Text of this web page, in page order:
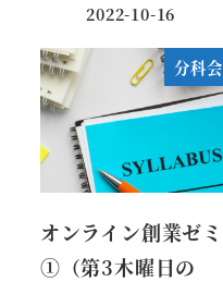
投稿日
2022-10-16
分科会
オンライン創業ゼミ
①（第3木曜日の